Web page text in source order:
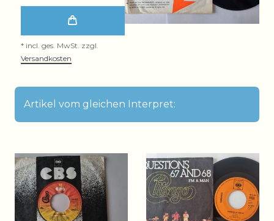
* incl. ges. MwSt. zzgl.
Versandkosten
Artikel vom gleichen Interpret: